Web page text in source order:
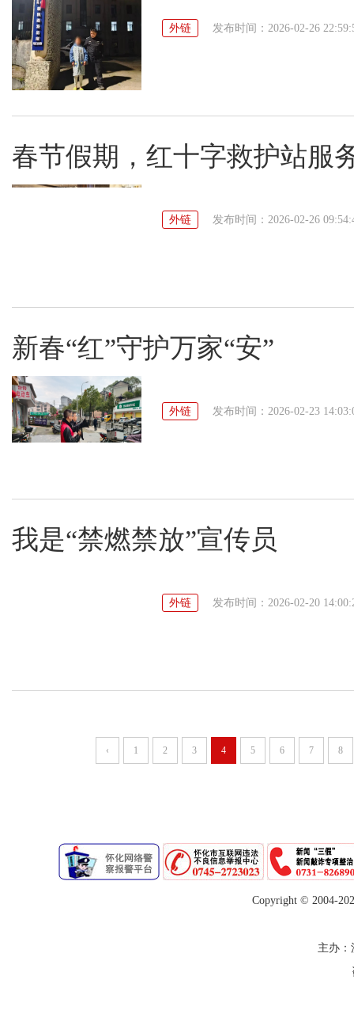
外链 发布时间：2026-02-26
春节假期，红十字救护站服
外链 发布时间：2026-02-26
新春“红”守护万家“安”
外链 发布时间：2026-02-23
我是“禁燃禁放”宣传员
外链 发布时间：2026-02-20
‹ 1 2 3 4 5 6 7 8
Copyright © 2004-
主办：